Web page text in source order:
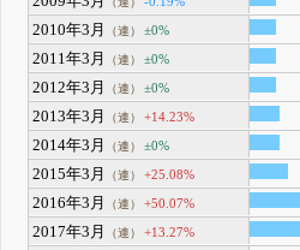
2010年3月
（連） ±0%
2011年3月
（連） ±0%
2012年3月
（連） ±0%
2013年3月
（連） +14.23%
2014年3月
（連） ±0%
2015年3月
（連） +25.08%
2016年3月
（連） +50.07%
2017年3月
（連） +13.27%